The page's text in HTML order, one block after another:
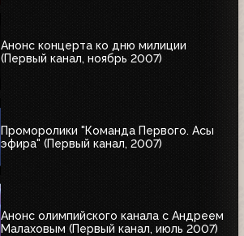
Анонс концерта ко дню милиции
(Первый канал, ноябрь 2007)
Проморолики "Команда Первого. Асы
эфира" (Первый канал, 2007)
Анонс олимпийского канала с Андреем
Малаховым (Первый канал, июль 2007)